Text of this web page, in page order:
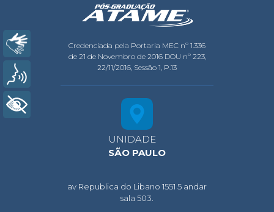
Credenciada pela Portaria MEC nº 1.336
de 21 de Novembro de 2016 DOU nº 223,
22/11/2016, Sessão 1, P.13
UNIDADE
SÃO PAULO
av Republica do Libano 1551 5 andar
sala 503.